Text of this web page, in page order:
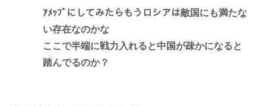
ｱﾒｯﾌﾟにしてみたらもうロシアは敵国にも満たな
い存在なのかな
ここで半端に戦力入れると中国が疎かになると
踏んでるのか？